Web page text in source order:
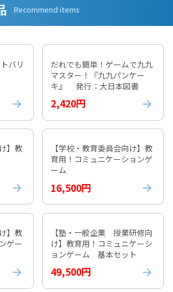
Recommend items
だれでも簡単！ゲームで九九
マスター！『九九パンケー
キ』 発行：大日本図書
2,420円
】教
【学校・教育委員会向け】教
育用！コミュニケーションゲ
ーム
16,500円
】教
ゲー
【塾・一般企業 授業研修向
け】教育用！コミュニケーシ
ョンゲーム 基本セット
49,500円